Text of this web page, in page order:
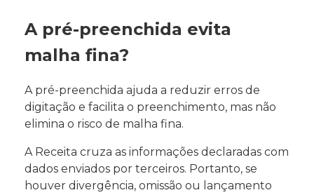
A pré-preenchida evita
malha fina?
A pré-preenchida ajuda a reduzir erros de
digitação e facilita o preenchimento, mas não
elimina o risco de malha fina.
A Receita cruza as informações declaradas com
dados enviados por terceiros. Portanto, se
houver divergência, omissão ou lançamento